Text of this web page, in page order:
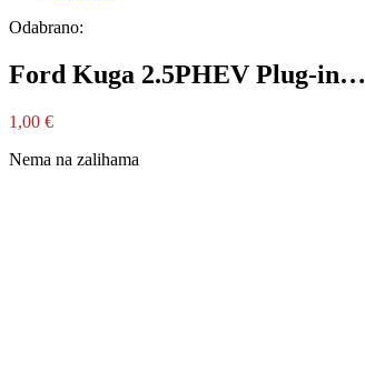
Odabrano:
Ford Kuga 2.5PHEV Plug-in…
1,00 €
Nema na zalihama